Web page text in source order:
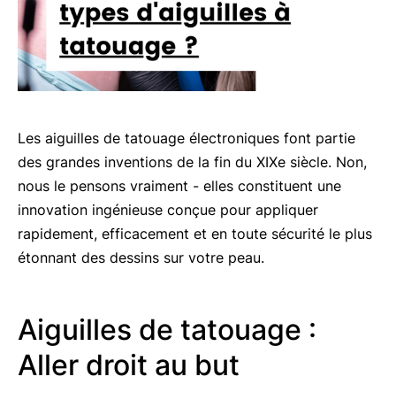
Les aiguilles de tatouage électroniques font partie
des grandes inventions de la fin du XIXe siècle. Non,
nous le pensons vraiment - elles constituent une
innovation ingénieuse conçue pour appliquer
rapidement, efficacement et en toute sécurité le plus
étonnant des dessins sur votre peau.
Aiguilles de tatouage :
Aller droit au but